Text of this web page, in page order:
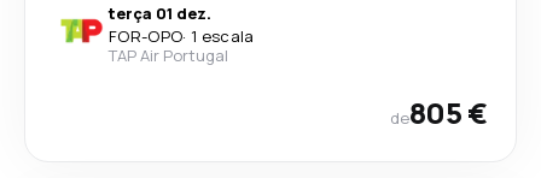
terça 01 dez.
FOR-OPO· 1 escala
TAP Air Portugal
de805 €